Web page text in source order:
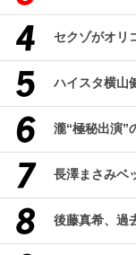
セクゾがオ
ハイスタ横山
瀧“極秘出演”
長澤まさみベ
後藤真希、過